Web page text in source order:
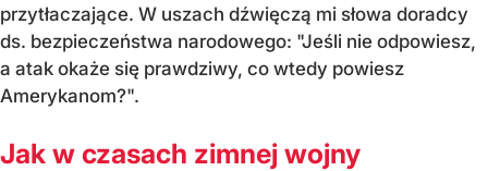
przytłaczające. W uszach dźwięczą mi słowa doradcy
ds. bezpieczeństwa narodowego: "Jeśli nie odpowiesz,
a atak okaże się prawdziwy, co wtedy powiesz
Amerykanom?".
Jak w czasach zimnej wojny